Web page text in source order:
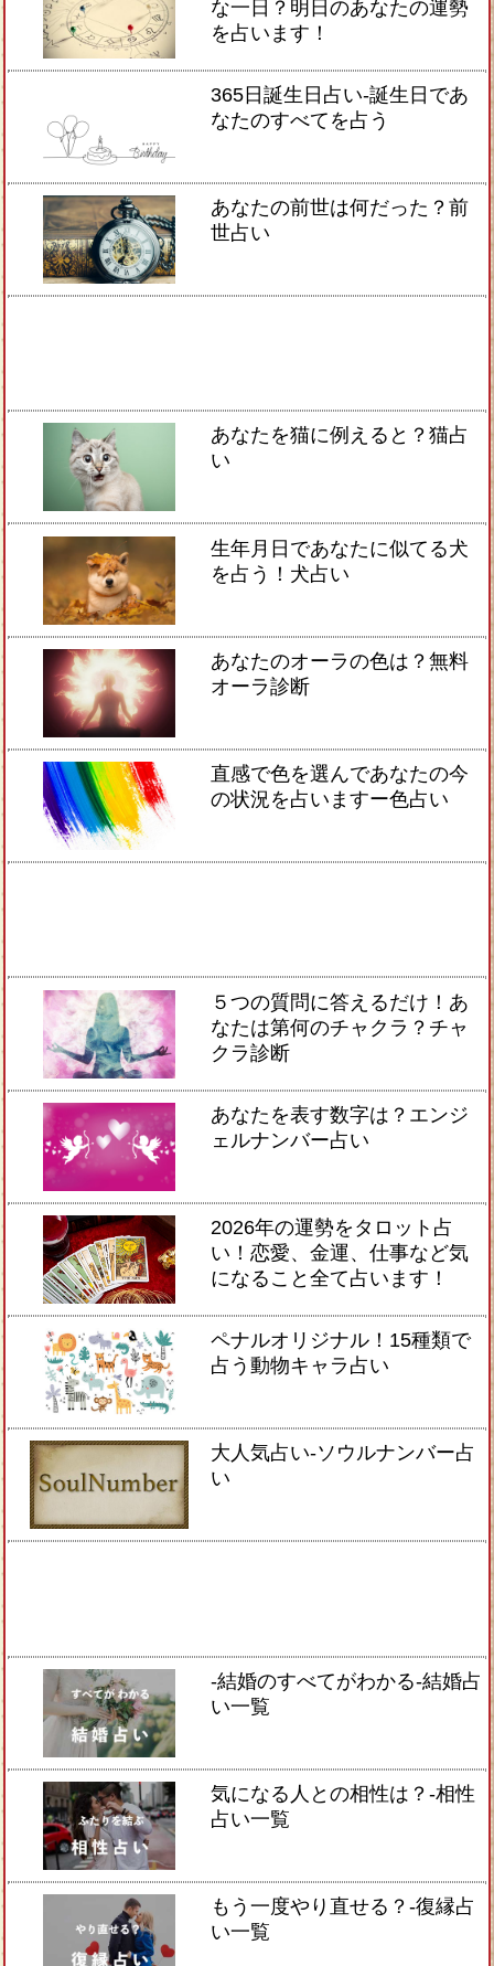
な一日？明日のあなたの運勢
を占います！
365日誕生日占い-誕生日であ
なたのすべてを占う
あなたの前世は何だった？前
世占い
あなたを猫に例えると？猫占
い
生年月日であなたに似てる犬
を占う！犬占い
あなたのオーラの色は？無料
オーラ診断
直感で色を選んであなたの今
の状況を占いますー色占い
５つの質問に答えるだけ！あ
なたは第何のチャクラ？チャ
クラ診断
あなたを表す数字は？エンジ
ェルナンバー占い
2026年の運勢をタロット占
い！恋愛、金運、仕事など気
になること全て占います！
ペナルオリジナル！15種類で
占う動物キャラ占い
大人気占い-ソウルナンバー占
い
-結婚のすべてがわかる-結婚占
い一覧
気になる人との相性は？-相性
占い一覧
もう一度やり直せる？-復縁占
い一覧